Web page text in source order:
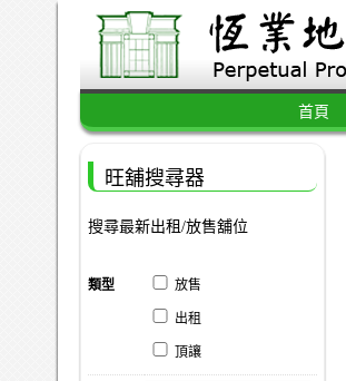
首頁
旺舖搜尋器
搜尋最新出租/放售舖位
類型 放售
出租
頂讓